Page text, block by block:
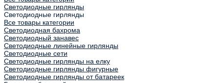
Светодиодные гирлянды
Светодиодные гирлянды
Все товары категории
Светодиодная бахрома
Светодиодный занавес
Светодиодные линейные гирлянды
Светодиодные сети
Светодиодные гирлянды на елку
Светодиодные гирлянды фигурные
Светодиодные гирлянды от батареек